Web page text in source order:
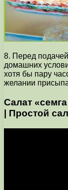
8. Перед
домашних
хотя бы пару
желании
Салат
| Простой